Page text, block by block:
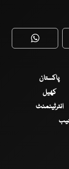
پاکستان
کھیل
انٹرٹینمنٹ